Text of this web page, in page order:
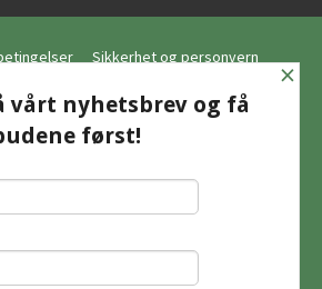
Sikkerhet og personvern
Nyhetsbrev
Jakt og Friluft AS
bruker cookies slik at du
×
vårt nyhetsbrev og få
først!